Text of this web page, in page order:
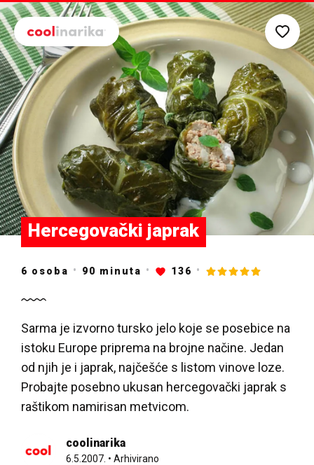
Preskoči na glavni sadržaj
Hercegovački japrak
6 osoba 90 minuta 136
Sarma je izvorno tursko jelo koje se posebice na
istoku Europe priprema na brojne načine. Jedan
od njih je i japrak, najčešće s listom vinove loze.
Probajte posebno ukusan hercegovački japrak s
raštikom namirisan metvicom.
coolinarika
6.5.2007. • Arhivirano